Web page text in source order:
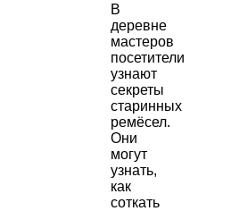
В
деревне
мастеров
посетители
узнают
секреты
старинных
ремёсел.
Они
могут
узнать,
как
соткать